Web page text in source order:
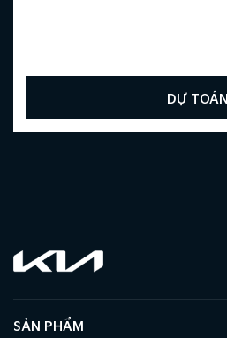
DỰ TOÁN
SẢN PHẨM